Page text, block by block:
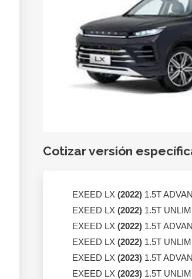
Cotizar versión
EXEED LX (2022) 1.5T
EXEED LX (2022) 1.5T
EXEED LX (2022) 1.5T
EXEED LX (2022) 1.5T
EXEED LX (2023) 1.5T
EXEED LX (2023) 1.5T